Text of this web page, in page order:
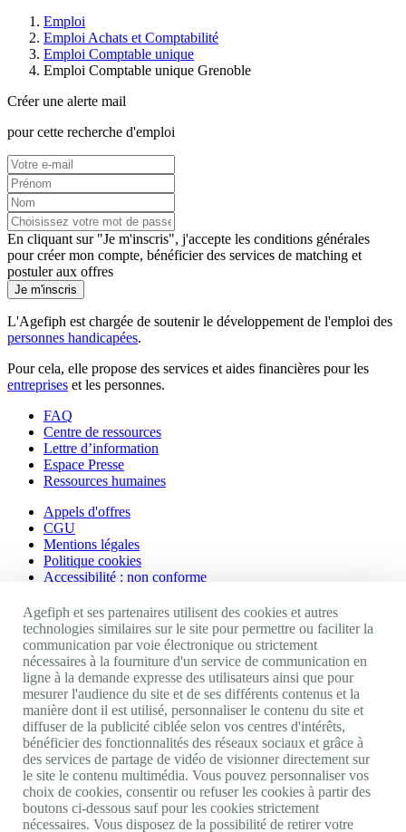
Emploi
Emploi Achats et Comptabilité
Emploi Comptable unique
Emploi Comptable unique Grenoble
Créer une alerte mail
pour cette recherche d'emploi
En cliquant sur "Je m'inscris", j'accepte les conditions générales
pour créer mon compte, bénéficier des services de matching et
postuler aux offres
Je m'inscris
L'Agefiph est chargée de soutenir le développement de l'emploi des
personnes handicapées.
Pour cela, elle propose des services et aides financières pour les
entreprises et les personnes.
FAQ
Centre de ressources
Lettre d’information
Espace Presse
Ressources humaines
Appels d'offres
CGU
Mentions légales
Politique cookies
Accessibilité : non conforme
Nos autres sites
Site portail Agefiph
Activateur de progrès
Handinnov
Innovation et recherche
Université du RRH
Service AppuiPro
Nous suivre
Youtube
Linkedin
Agefiph et ses partenaires utilisent des cookies et autres
technologies similaires sur le site pour permettre ou faciliter la
communication par voie électronique ou strictement
nécessaires à la fourniture d'un service de communication en
ligne à la demande expresse des utilisateurs ainsi que pour
mesurer l'audience du site et de ses différents contenus et la
manière dont il est utilisé, personnaliser le contenu du site et
diffuser de la publicité ciblée selon vos centres d'intérêts,
bénéficier des fonctionnalités des réseaux sociaux et grâce à
des services de partage de vidéo de visionner directement sur
le site le contenu multimédia. Vous pouvez personnaliser vos
choix de cookies, consentir ou refuser les cookies à partir des
boutons ci-dessous sauf pour les cookies strictement
nécessaires. Vous disposez de la possibilité de retirer votre